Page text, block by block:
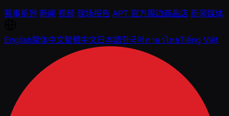
赛事系列 新闻 视频 现场报告 APT 官方周边商品店 新闻媒体
English简体中文繁體中文日本語한국어ภาษาไทยTiếng Việt